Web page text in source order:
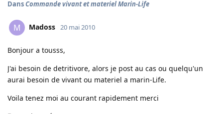
DansCommande vivant et materiel Marin-Life
M Madoss 20 mai 2010
Bonjour a tousss,
J'ai besoin de detritivore, alors je post au cas ou quelqu'un
aurai besoin de vivant ou materiel a marin-Life.
Voila tenez moi au courant rapidement merci